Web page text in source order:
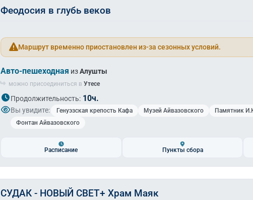
Феодосия в глубь веков
Маршрут временно приостановлен из-за сезонных условий.
Авто-пешеходная изАлушты
можно присоединиться в Утесе
Продолжительность: 10ч.
Вы увидите: Генуэзская крепость Кафа Музей Айвазовского Памятник
Фонтан Айвазовского
Расписание Пункты сбора
СУДАК - НОВЫЙ СВЕТ+ Храм Маяк